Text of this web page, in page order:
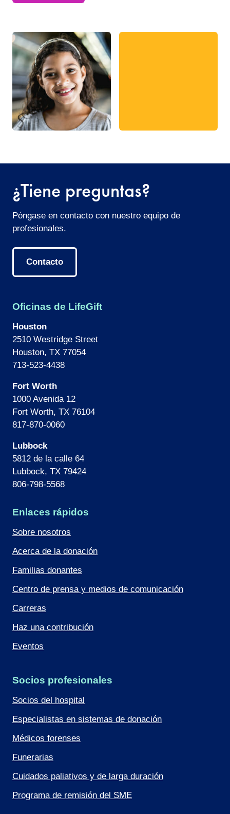
¿Tiene preguntas?
Póngase en contacto con nuestro equipo de
profesionales.
Contacto
Oficinas de LifeGift
Houston
2510 Westridge Street
Houston, TX 77054
713-523-4438
Fort Worth
1000 Avenida 12
Fort Worth, TX 76104
817-870-0060
Lubbock
5812 de la calle 64
Lubbock, TX 79424
806-798-5568
Enlaces rápidos
Sobre nosotros
Acerca de la donación
Familias donantes
Centro de prensa y medios de comunicación
Carreras
Haz una contribución
Eventos
Socios profesionales
Socios del hospital
Especialistas en sistemas de donación
Médicos forenses
Funerarias
Cuidados paliativos y de larga duración
Programa de remisión del SME